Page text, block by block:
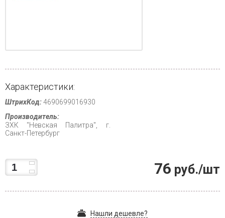
Характеристики:
ШтрихКод:4690699016930
Производитель:
ЗХК "Невская Палитра", г.
Санкт-Петербург
76 руб./шт
Нашли дешевле?